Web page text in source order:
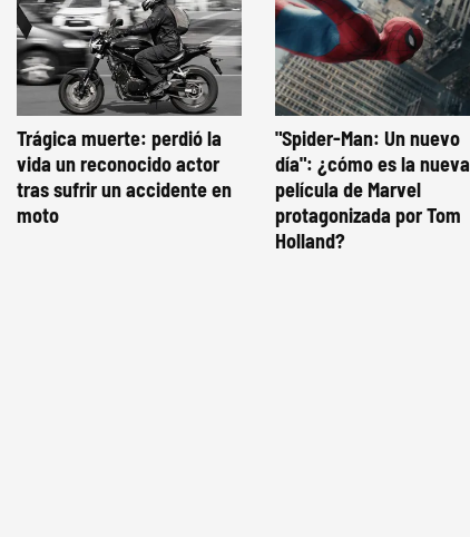
Trágica muerte: perdió la
vida un reconocido actor
tras sufrir un accidente en
moto
"Spider-Man: Un nuevo
día": ¿cómo es la nueva
película de Marvel
protagonizada por Tom
Holland?